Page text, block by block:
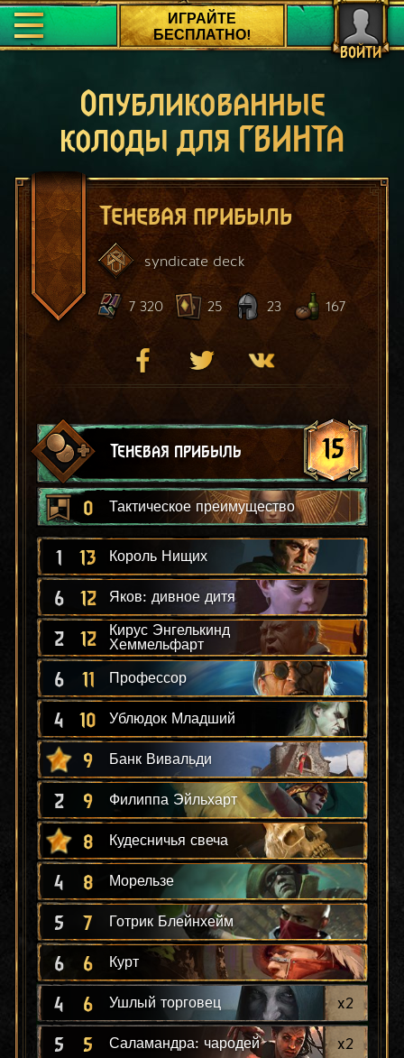
ВОЙТИ
ИГРАЙТЕ
БЕСПЛАТНО!
Опубликованные
колоды для ГВИНТА
Теневая прибыль
syndicate deck
7 320 25 23 167
Теневая прибыль 15
0 Тактическое преимущество
1 13 Король Нищих
6 12 Яков: дивное дитя
2 12
Кирус Энгелькинд
Хеммельфарт
6 11 Профессор
4 10 Ублюдок Младший
9 Банк Вивальди
2 9 Филиппа Эйльхарт
8 Кудесничья свеча
4 8 Морельзе
5 7 Готрик Блейнхейм
6 6 Курт
4 6 Ушлый торговец x2
5 5 Саламандра: чародей x2